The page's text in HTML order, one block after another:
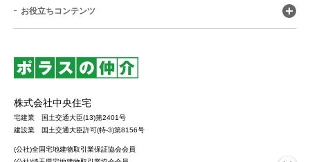
お役立ちコンテンツ
株式会社中央住宅
宅建業 国土交通大臣(13)第2401号
建設業 国土交通大臣許可(特-3)第8156号
(公社)全国宅地建物取引業保証協会会員